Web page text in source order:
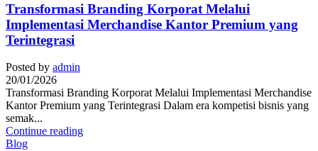
Transformasi Branding Korporat Melalui
Implementasi Merchandise Kantor Premium yang
Terintegrasi
Posted by admin
20/01/2026
Transformasi Branding Korporat Melalui Implementasi Merchandise
Kantor Premium yang Terintegrasi Dalam era kompetisi bisnis yang
semak...
Continue reading
Blog